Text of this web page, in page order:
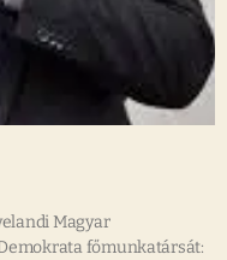
Magyar
főmunkatársát: